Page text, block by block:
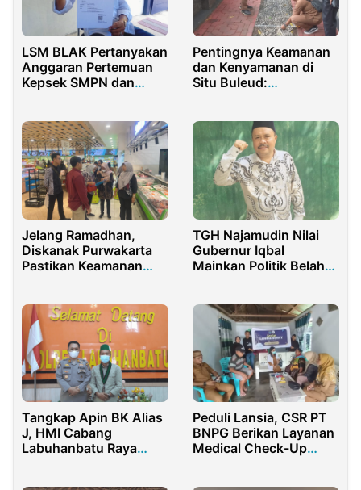
LSM BLAK Pertanyakan
Anggaran Pertemuan
Kepsek SMPN dan
Pentingnya Keamanan
dan Kenyamanan di
Situ Buleud:
Jelang Ramadhan,
Diskanak Purwakarta
Pastikan Keamanan
TGH Najamudin Nilai
Gubernur Iqbal
Mainkan Politik Belah
Tangkap Apin BK Alias
J, HMI Cabang
Labuhanbatu Raya
Peduli Lansia, CSR PT
BNPG Berikan Layanan
Medical Check-Up